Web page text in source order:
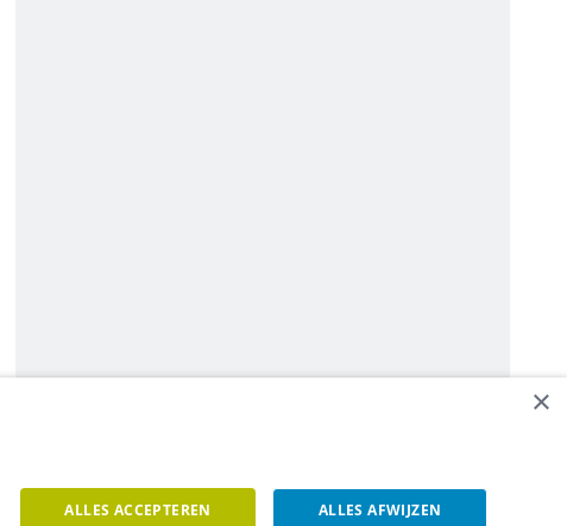
×
ALLES ACCEPTEREN ALLES AFWIJZEN